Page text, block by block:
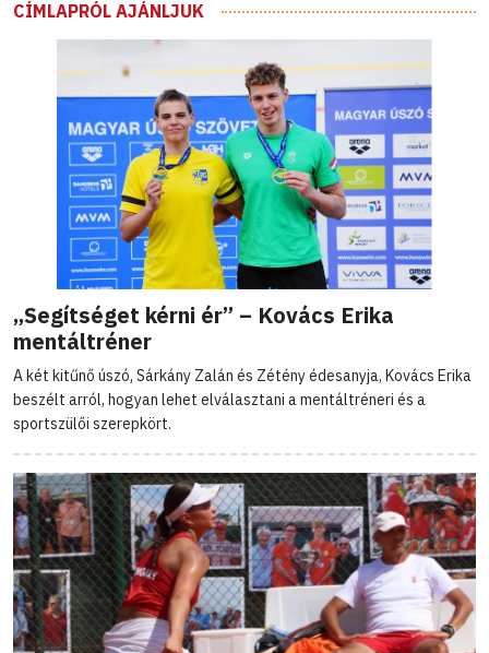
CÍMLAPRÓL AJÁNLJUK
„Segítséget kérni ér” – Kovács Erika
mentáltréner
A két kitűnő úszó, Sárkány Zalán és Zétény édesanyja, Kovács Erika
beszélt arról, hogyan lehet elválasztani a mentáltréneri és a
sportszülői szerepkört.